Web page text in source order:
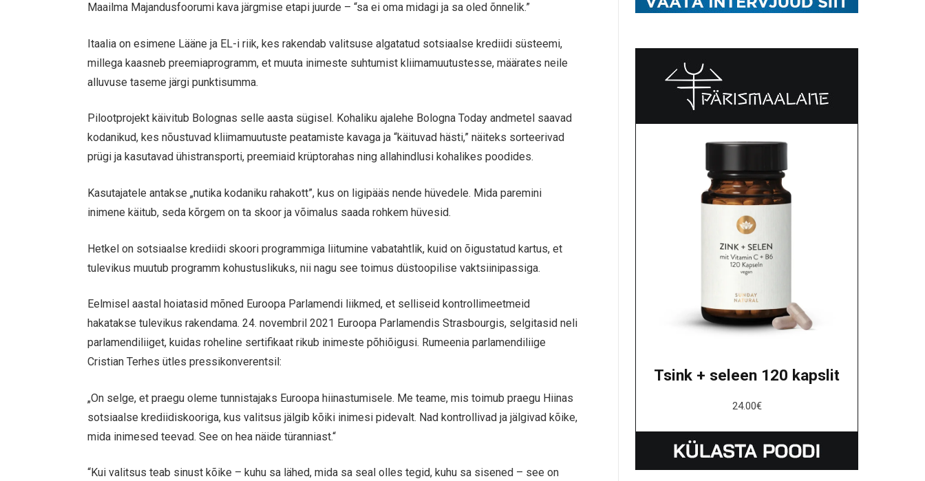
Maailma Majandusfoorumi kava järgmise etapi juurde – “sa ei oma midagi ja sa oled õnnelik.”
Itaalia on esimene Lääne ja EL-i riik, kes rakendab valitsuse algatatud sotsiaalse krediidi süsteemi,
millega kaasneb preemiaprogramm, et muuta inimeste suhtumist kliimamuutustesse, määrates neile
alluvuse taseme järgi punktisumma.
Pilootprojekt käivitub Bolognas selle aasta sügisel. Kohaliku ajalehe Bologna Today andmetel saavad
kodanikud, kes nõustuvad kliimamuutuste peatamiste kavaga ja “käituvad hästi,” näiteks sorteerivad
prügi ja kasutavad ühistransporti, preemiaid krüptorahas ning allahindlusi kohalikes poodides.
Kasutajatele antakse „nutika kodaniku rahakott”, kus on ligipääs nende hüvedele. Mida paremini
inimene käitub, seda kõrgem on ta skoor ja võimalus saada rohkem hüvesid.
Hetkel on sotsiaalse krediidi skoori programmiga liitumine vabatahtlik, kuid on õigustatud kartus, et
tulevikus muutub programm kohustuslikuks, nii nagu see toimus düstoopilise vaktsiinipassiga.
Eelmisel aastal hoiatasid mõned Euroopa Parlamendi liikmed, et selliseid kontrollimeetmeid
hakatakse tulevikus rakendama. 24. novembril 2021 Euroopa Parlamendis Strasbourgis, selgitasid neli
parlamendiliiget, kuidas roheline sertifikaat rikub inimeste põhiõigusi. Rumeenia parlamendiliige
Cristian Terhes ütles pressikonverentsil:
„On selge, et praegu oleme tunnistajaks Euroopa hiinastumisele. Me teame, mis toimub praegu Hiinas
sotsiaalse krediidiskooriga, kus valitsus jälgib kõiki inimesi pidevalt. Nad kontrollivad ja jälgivad kõike,
mida inimesed teevad. See on hea näide türanniast.“
“Kui valitsus teab sinust kõike – kuhu sa lähed, mida sa seal olles tegid, kuhu sa sisened – see on
Tsink + seleen 120 kapslit
24.00€